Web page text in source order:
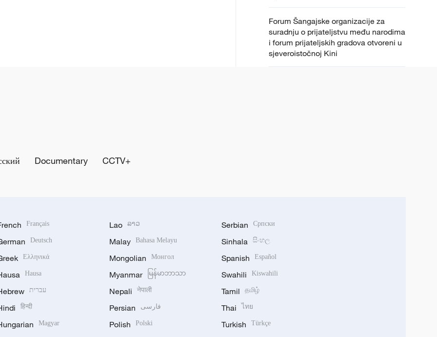
Forum Šangajske organizacije za
suradnju o prijateljstvu među narodima
i forum prijateljskih gradova otvoreni u
sjeveroistočnoj Kini
Documentary CCTV+
Français
Deutsch
Ελληνικά
Hausa
עברית
हिन्दी
Magyar
Lao ລາວ
Malay Bahasa Melayu
Mongolian Монгол
Myanmar မြန်မာဘာသာ
Nepali नेपाली
Persian فارسی
Polish Polski
Serbian Српски
Sinhala සිංහල
Spanish Español
Swahili Kiswahili
Tamil தமிழ்
Thai ไทย
Turkish Türkçe